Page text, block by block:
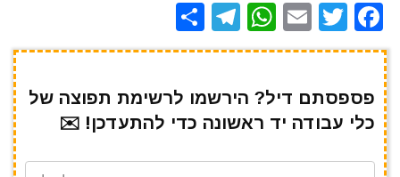
F
a
e
b
o
T
w
te
r
E
m
l
W
h
s
A
p
T
el
gr
a
m
h
e
פספסתם דיל? הירשמו לרשימת תפוצה של
כלי עבודה יד ראשונה כדי להתעדכן! ✉️